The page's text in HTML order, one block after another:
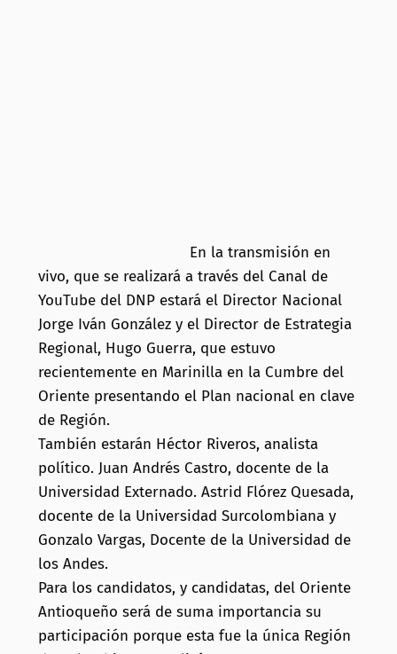
En la transmisión en
vivo, que se realizará a través del Canal de
YouTube del DNP estará el Director Nacional
Jorge Iván González y el Director de Estrategia
Regional, Hugo Guerra, que estuvo
recientemente en Marinilla en la Cumbre del
Oriente presentando el Plan nacional en clave
de Región.
También estarán Héctor Riveros, analista
político. Juan Andrés Castro, docente de la
Universidad Externado. Astrid Flórez Quesada,
docente de la Universidad Surcolombiana y
Gonzalo Vargas, Docente de la Universidad de
los Andes.
Para los candidatos, y candidatas, del Oriente
Antioqueño será de suma importancia su
participación porque esta fue la única Región